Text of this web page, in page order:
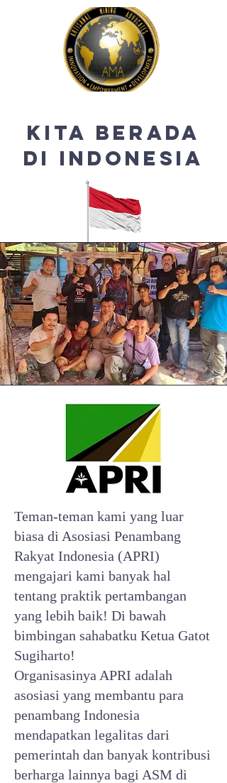
kita berada
di indonesia
Teman-teman kami yang luar
biasa di Asosiasi Penambang
Rakyat Indonesia (APRI)
mengajari kami banyak hal
tentang praktik pertambangan
yang lebih baik! Di bawah
bimbingan sahabatku Ketua Gatot
Sugiharto!
Organisasinya APRI adalah
asosiasi yang membantu para
penambang Indonesia
mendapatkan legalitas dari
pemerintah dan banyak kontribusi
berharga lainnya bagi ASM di